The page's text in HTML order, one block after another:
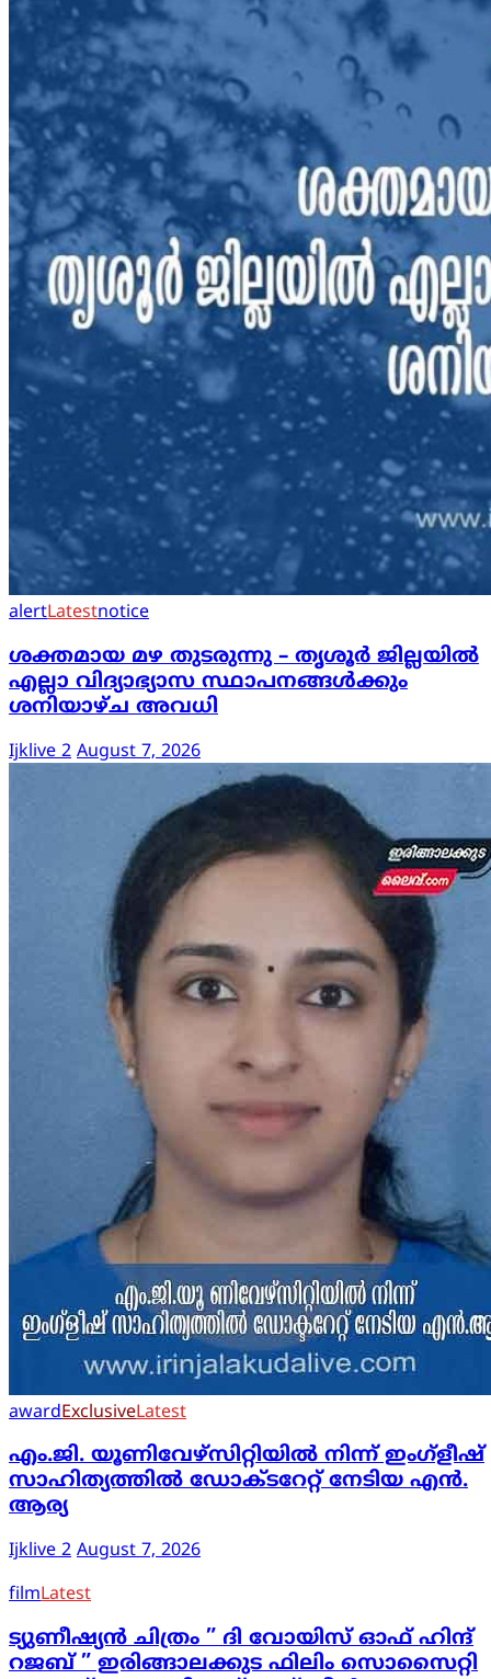
alertLatestnotice
ശക്തമായ മഴ തുടരുന്നു – തൃശൂർ ജില്ലയിൽ
എല്ലാ വിദ്യാഭ്യാസ സ്ഥാപനങ്ങൾക്കും
ശനിയാഴ്ച അവധി
Ijklive 2 August 7, 2026
awardExclusiveLatest
എം.ജി. യൂണിവേഴ്‌സിറ്റിയിൽ നിന്ന് ഇംഗ്ളീഷ്
സാഹിത്യത്തിൽ ഡോക്ടറേറ്റ് നേടിയ എൻ.
ആര്യ
Ijklive 2 August 7, 2026
filmLatest
ട്യുണീഷ്യൻ ചിത്രം ” ദി വോയിസ് ഓഫ് ഹിന്ദ്
റജബ് ” ഇരിങ്ങാലക്കുട ഫിലിം സൊസൈറ്റി